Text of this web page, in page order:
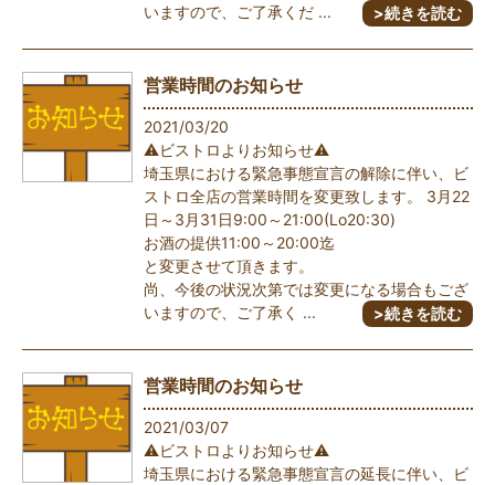
いますので、ご了承くだ ...
>続きを読む
営業時間のお知らせ
2021/03/20
⚠️ビストロよりお知らせ⚠️
埼玉県における緊急事態宣言の解除に伴い、ビ
ストロ全店の営業時間を変更致します。 3月22
日～3月31日9:00～21:00(Lo20:30)
お酒の提供11:00～20:00迄
と変更させて頂きます。
尚、今後の状況次第では変更になる場合もござ
いますので、ご了承く ...
>続きを読む
営業時間のお知らせ
2021/03/07
⚠️ビストロよりお知らせ⚠️
埼玉県における緊急事態宣言の延長に伴い、ビ